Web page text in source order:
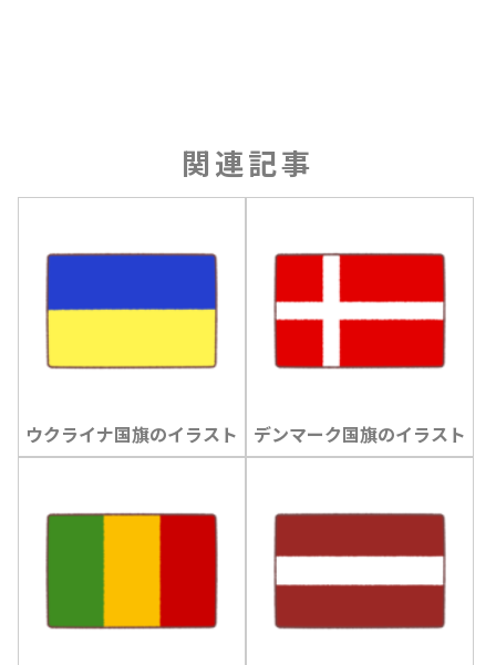
関連記事
ウクライナ国旗のイラスト デンマーク国旗のイラスト